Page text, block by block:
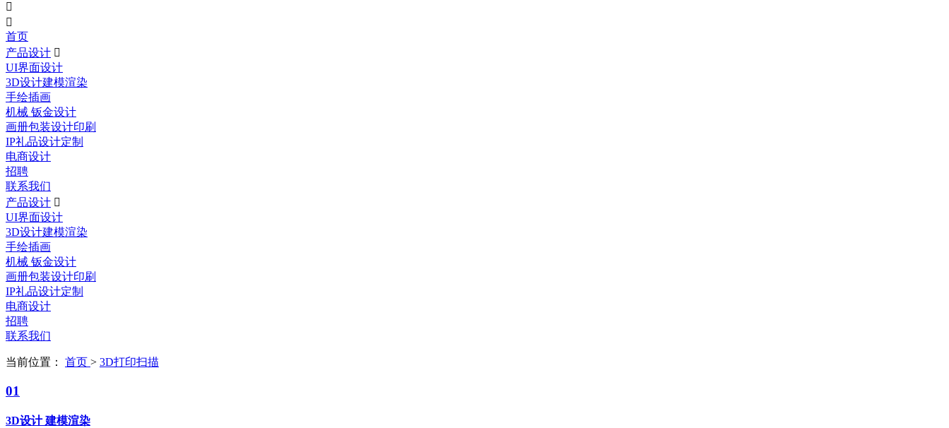


首页
产品设计 
UI界面设计
3D设计建模渲染
手绘插画
机械 钣金设计
画册包装设计印刷
IP礼品设计定制
电商设计
招聘
联系我们
产品设计 
UI界面设计
3D设计建模渲染
手绘插画
机械 钣金设计
画册包装设计印刷
IP礼品设计定制
电商设计
招聘
联系我们
当前位置： 首页 > 3D打印扫描
01
3D设计 建模渲染